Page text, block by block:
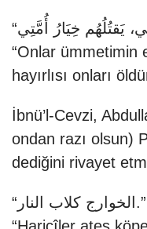
“Onlar ümmetimin
hayırlısı onları
İbnü’l-Cevzi,
ondan razı olsun)
dediğini rivayet
“الخوارج كلاب النار.”